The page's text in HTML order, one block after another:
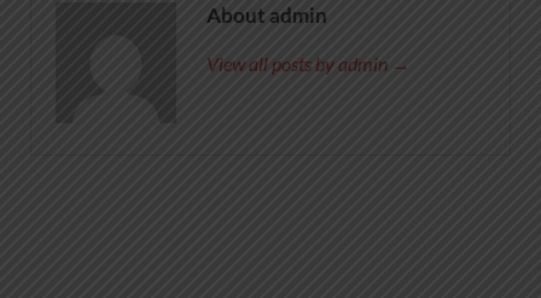
About admin
View all posts by admin →